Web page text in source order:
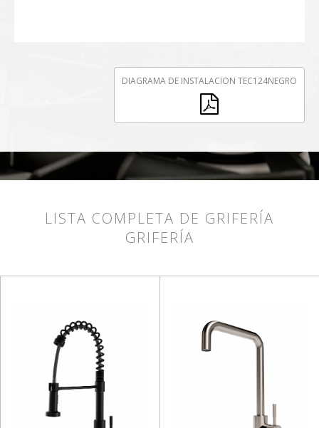
DIAGRAMA DE INSTALACION TEC124NEGRO
LISTA COMPLETA DE GRIFERÍA
GRIFERÍA